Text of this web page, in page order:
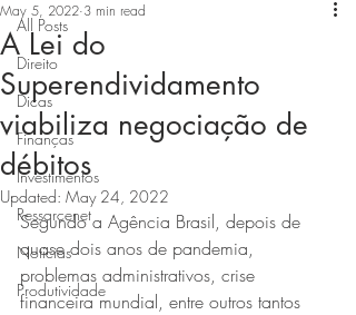
All Posts
Direito
Dicas
Finanças
Investimentos
Ressarcenet
Notícias
Produtividade
A Lei do
Superendividamento
viabiliza negociação de
débitos
May 5, 2022 3 min read
Updated: May 24, 2022
Segundo a Agência Brasil, depois de
quase dois anos de pandemia,
problemas administrativos, crise
financeira mundial, entre outros tantos